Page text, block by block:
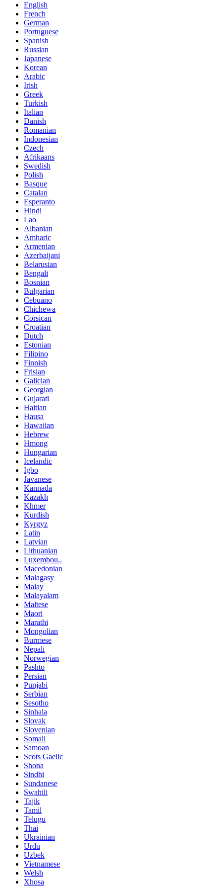
English
French
German
Portuguese
Spanish
Russian
Japanese
Korean
Arabic
Irish
Greek
Turkish
Italian
Danish
Romanian
Indonesian
Czech
Afrikaans
Swedish
Polish
Basque
Catalan
Esperanto
Hindi
Lao
Albanian
Amharic
Armenian
Azerbaijani
Belarusian
Bengali
Bosnian
Bulgarian
Cebuano
Chichewa
Corsican
Croatian
Dutch
Estonian
Filipino
Finnish
Frisian
Galician
Georgian
Gujarati
Haitian
Hausa
Hawaiian
Hebrew
Hmong
Hungarian
Icelandic
Igbo
Javanese
Kannada
Kazakh
Khmer
Kurdish
Kyrgyz
Latin
Latvian
Lithuanian
Luxembou..
Macedonian
Malagasy
Malay
Malayalam
Maltese
Maori
Marathi
Mongolian
Burmese
Nepali
Norwegian
Pashto
Persian
Punjabi
Serbian
Sesotho
Sinhala
Slovak
Slovenian
Somali
Samoan
Scots Gaelic
Shona
Sindhi
Sundanese
Swahili
Tajik
Tamil
Telugu
Thai
Ukrainian
Urdu
Uzbek
Vietnamese
Welsh
Xhosa